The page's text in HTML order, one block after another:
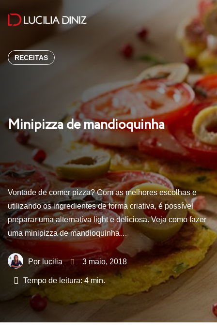
RECEITAS
Minipizza de mandioquinha
Vontade de comer pizza? Com as melhores escolhas e
utilizando os ingredientes de forma criativa, é possível
preparar uma alternativa light e deliciosa. Veja como fazer
uma minipizza de mandioquinha…
lucilia 3 maio, 2018
Tempo de leitura: 4 min.